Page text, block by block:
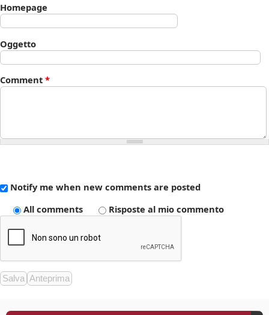
Homepage
Oggetto
Comment *
Notify me when new comments are posted
All comments
Risposte al mio commento